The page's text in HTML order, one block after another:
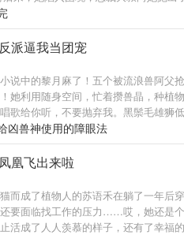
除了我以外的所有男性。” “霸道！大
派逼我当团宠
说中的黎月麻了！五个被流浪兽阿父
她利用随身空间，忙着攒兽晶，种植
歌给你听，不要抛弃我。黑鬃毛雄狮
是谁，来自哪里，只有你是我唯一的
凶兽神使用的障眼法
凰飞出来啦
而成了植物人的苏语禾在躺了一年
要面临找工作的压力……哎，她还是
活成了人人羡慕的样子，还有了幸